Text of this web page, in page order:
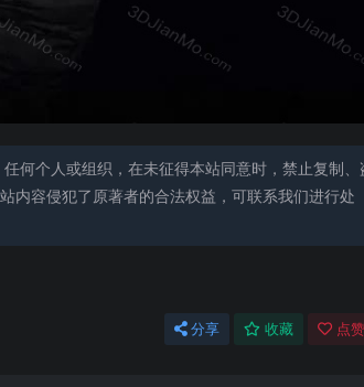
何个人或组织，在未征得本站同意时，禁止复制、
内容侵犯了原著者的合法权益，可联系我们进行处
分享 收藏 点